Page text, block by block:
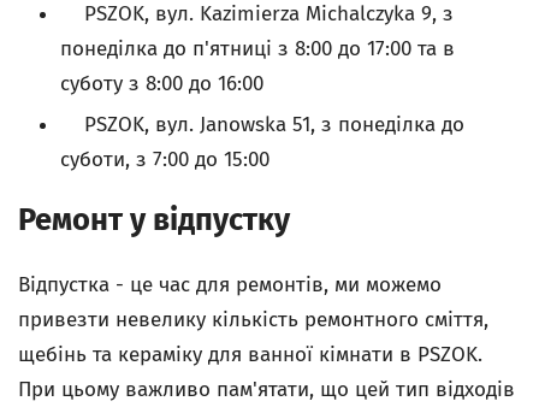
PSZOK, вул. Kazimierza Michalczyka 9, з
понеділка до п'ятниці з 8:00 до 17:00 та в
суботу з 8:00 до 16:00
PSZOK, вул. Janowska 51, з понеділка до
суботи, з 7:00 до 15:00
Ремонт у відпустку
Відпустка - це час для ремонтів, ми можемо
привезти невелику кількість ремонтного сміття,
щебінь та кераміку для ванної кімнати в PSZOK.
При цьому важливо пам'ятати, що цей тип відходів